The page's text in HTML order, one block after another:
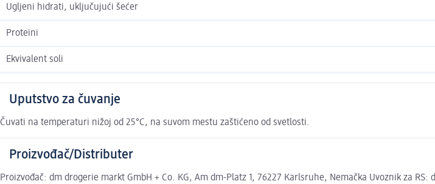
Ugljeni hidrati, uključujući šećer
Proteini
Ekvivalent soli
Uputstvo za čuvanje
Čuvati na temperaturi nižoj od 25°C, na suvom mestu zaštićeno od svetlosti.
Proizvođač/Distributer
Proizvođač: dm drogerie markt GmbH + Co. KG, Am dm-Platz 1, 76227 Karlsruhe, Nemačka Uvoznik za